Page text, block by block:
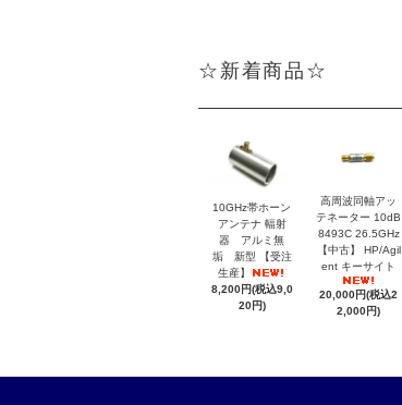
☆新着商品☆
10GHz帯ホーン
アンテナ 輻射
器 アルミ無
垢 新型 【受注
生産】
8,200円(税込9,0
20円)
高周波同軸アッ
テネーター 10dB
8493C 26.5GHz
【中古】 HP/Agil
ent キーサイト
20,000円(税込2
2,000円)